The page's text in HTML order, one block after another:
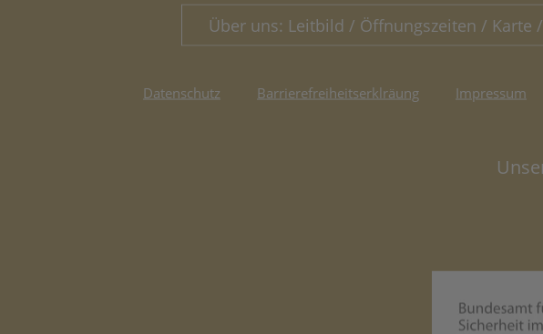
Über uns: Leitbild / Öffnungszeiten / Karte
Datenschutz Barrierefreiheitserklräung Impressum